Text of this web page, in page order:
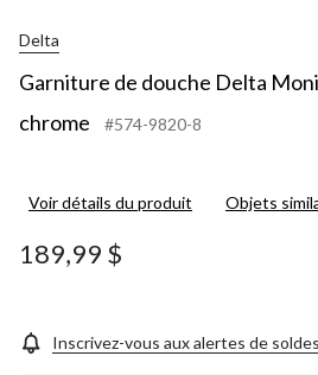
Delta
Garniture de douche Delta
chrome
#574-9820-8
Voir détails du produit Objets
189,99 $
Inscrivez-vous aux alertes de soldes